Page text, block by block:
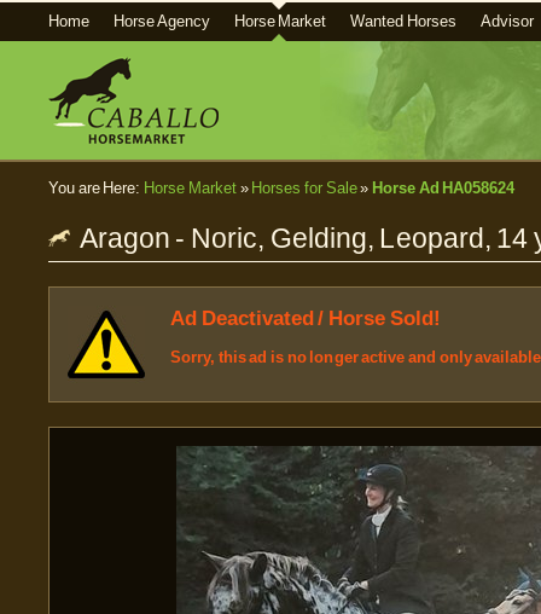
Home Horse Agency Horse Market Wanted Horses Advisor
You are Here: Horse Market» Horses for Sale» Horse Ad HA058624
Aragon - Noric, Gelding, Leopard, 14
Ad Deactivated / Horse Sold!
Sorry, this ad is no longer active and only